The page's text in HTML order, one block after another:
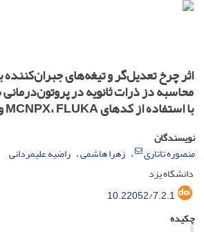
اثر چرخ تعدیل‌گر و تیغه‌های جبران‌کننده
محاسبه دز ذرات ثانویه در
با استفاده از کدهای MCNPX، FLUKA و GEANT4
نویسندگان
منصوره تاتاری
زهرا هاشمی راضیه علیمردانی
دانشگاه یزد
10.22052/7.2.1
چکیده